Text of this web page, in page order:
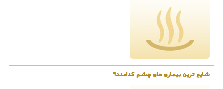
شایع ترین بیماری های چشم کدامند؟